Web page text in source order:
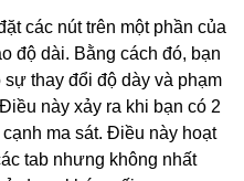
các nút trên một phần của
độ dài. Bằng cách đó, bạn
thay đổi độ dày và phạm
này xảy ra khi bạn có 2
ma sát. Điều này hoạt
tab nhưng không nhất